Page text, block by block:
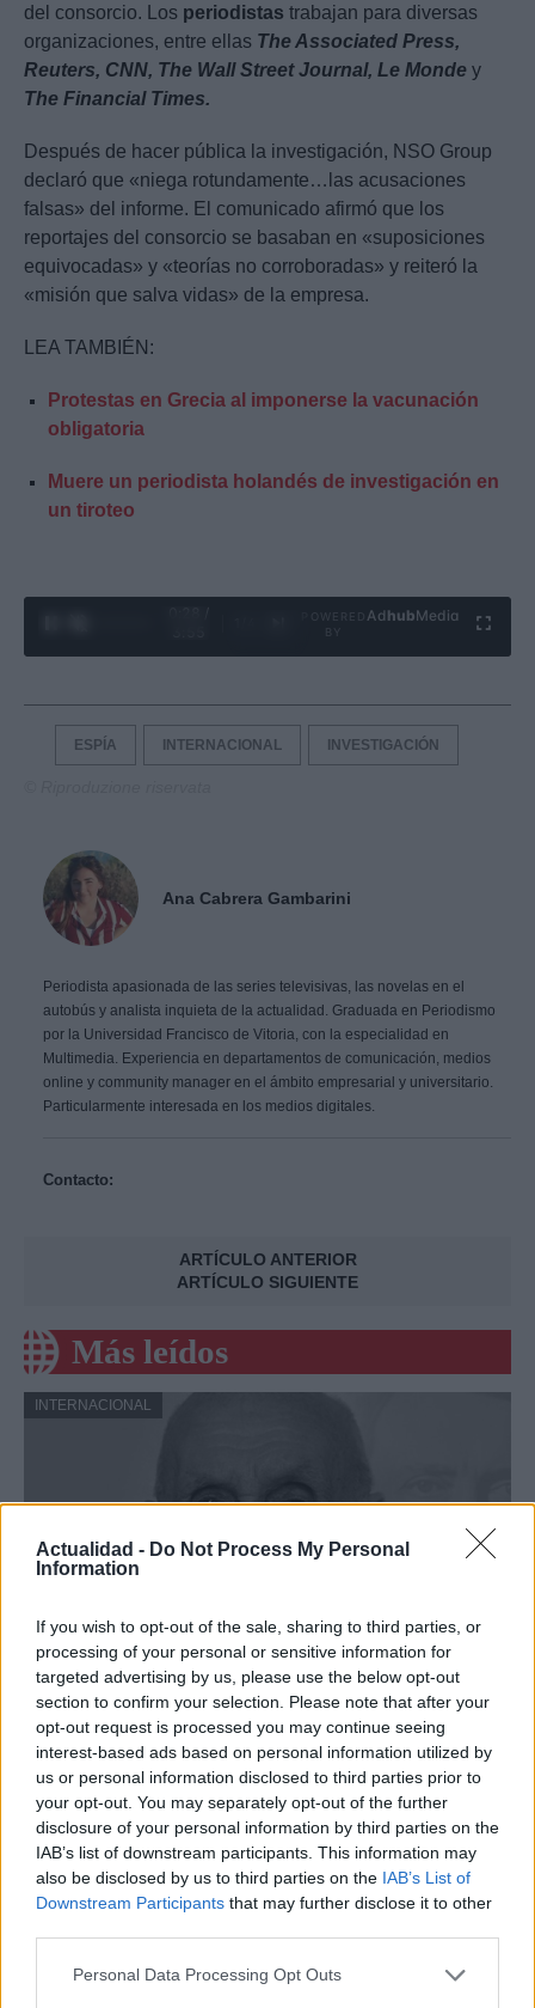
Actualidad - Do Not Process My Personal
Information
If you wish to opt-out of the sale, sharing to third parties, or
processing of your personal or sensitive information for
targeted advertising by us, please use the below opt-out
section to confirm your selection. Please note that after your
opt-out request is processed you may continue seeing
interest-based ads based on personal information utilized by
us or personal information disclosed to third parties prior to
your opt-out. You may separately opt-out of the further
disclosure of your personal information by third parties on the
IAB’s list of downstream participants. This information may
also be disclosed by us to third parties on the IAB’s List of
Downstream Participants that may further disclose it to other
Please note that this website/app uses one or more Google
Personal Data Processing Opt Outs
del consorcio. Los periodistas trabajan para diversas
organizaciones, entre ellas The Associated Press,
Reuters, CNN, The Wall Street Journal, Le Monde y
The Financial Times.
Después de hacer pública la investigación, NSO Group
declaró que «niega rotundamente…las acusaciones
falsas» del informe. El comunicado afirmó que los
reportajes del consorcio se basaban en «suposiciones
equivocadas» y «teorías no corroboradas» y reiteró la
«misión que salva vidas» de la empresa.
LEA TAMBIÉN:
Protestas en Grecia al imponerse la vacunación
obligatoria
Muere un periodista holandés de investigación en
un tiroteo
Ad hubMedia
ESPÍA INTERNACIONAL INVESTIGACIÓN
Ana Cabrera Gambarini
Periodista apasionada de las series televisivas, las novelas en el
autobús y analista inquieta de la actualidad. Graduada en Periodismo
por la Universidad Francisco de Vitoria, con la especialidad en
Multimedia. Experiencia en departamentos de comunicación, medios
online y community manager en el ámbito empresarial y universitario.
Particularmente interesada en los medios digitales.
Contacto:
ARTÍCULO ANTERIOR
ARTÍCULO SIGUIENTE
Más leídos
INTERNACIONAL
Argentina: Un hombre de 128 años
anuncia al mundo que es Adolf Hitler
Un hombre de origen alemán que vive en…
INTERNACIONAL